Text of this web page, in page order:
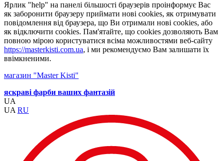
Ярлик "help" на панелі більшості браузерів проінформує Вас
як заборонити браузеру приймати нові cookies, як отримувати
повідомлення від браузера, що Ви отримали нові cookies, або
як відключити cookies. Пам'ятайте, що cookies дозволяють Вам
повною мірою користуватися всіма можливостями веб-сайту
https://masterkisti.com.ua, і ми рекомендуємо Вам залишати їх
ввімкненими.
магазин "Master Kisti"
яскраві фарби ваших фантазій
UA
UA RU